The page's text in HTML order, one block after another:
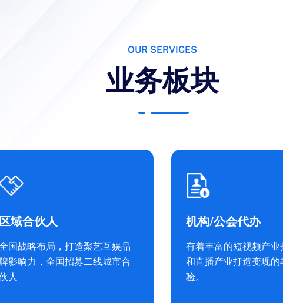
OUR SERVICES
业务板块
短视频外包
包括拍摄、剪辑、后期、演员、
场地、文案、服化道等。针对企
业商家的短视频外包服务。
主播招募
为您提供多种渠道
最有效的主播招募方式